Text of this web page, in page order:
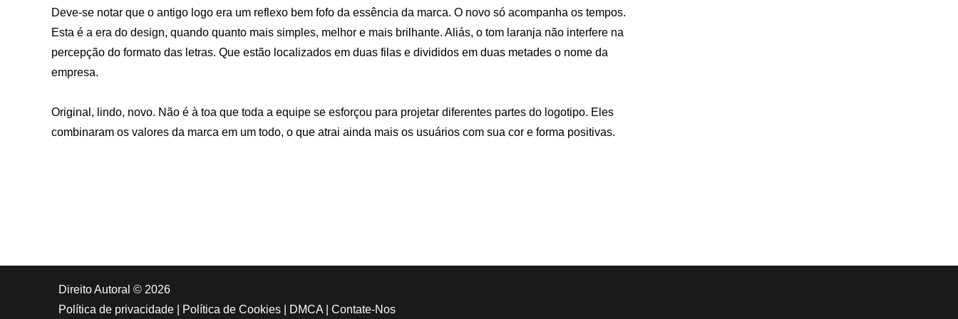
Deve-se notar que o antigo logo era um reflexo bem fofo da essência da marca. O novo só acompanha os tempos.
Esta é a era do design, quando quanto mais simples, melhor e mais brilhante. Aliás, o tom laranja não interfere na
percepção do formato das letras. Que estão localizados em duas filas e divididos em duas metades o nome da
empresa.
Original, lindo, novo. Não é à toa que toda a equipe se esforçou para projetar diferentes partes do logotipo. Eles
combinaram os valores da marca em um todo, o que atrai ainda mais os usuários com sua cor e forma positivas.
Direito Autoral © 2026
Política de privacidade
Política de Cookies DMCA Contate-Nos